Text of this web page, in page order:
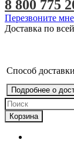
8 800 775
Перезвоните мне
Доставка по
Способ доставки
Подробнее о
Корзина